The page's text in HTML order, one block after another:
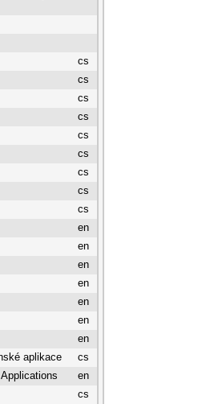
cs
cs
cs
cs
cs
cs
cs
cs
cs
en
en
en
en
en
en
en
aplikace
cs
en
cs